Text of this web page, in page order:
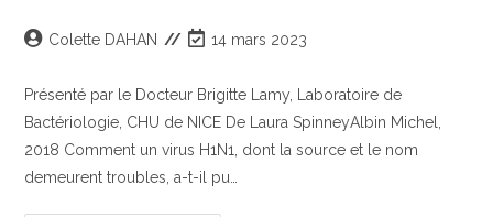
Colette DAHAN 14 mars 2023
Présenté par le Docteur Brigitte Lamy, Laboratoire de
Bactériologie, CHU de NICE De Laura SpinneyAlbin Michel,
2018 Comment un virus H1N1, dont la source et le nom
demeurent troubles, a-t-il pu…